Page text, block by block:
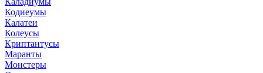
Кодиеумы
Калатеи
Колеусы
Криптантусы
Маранты
Монстеры